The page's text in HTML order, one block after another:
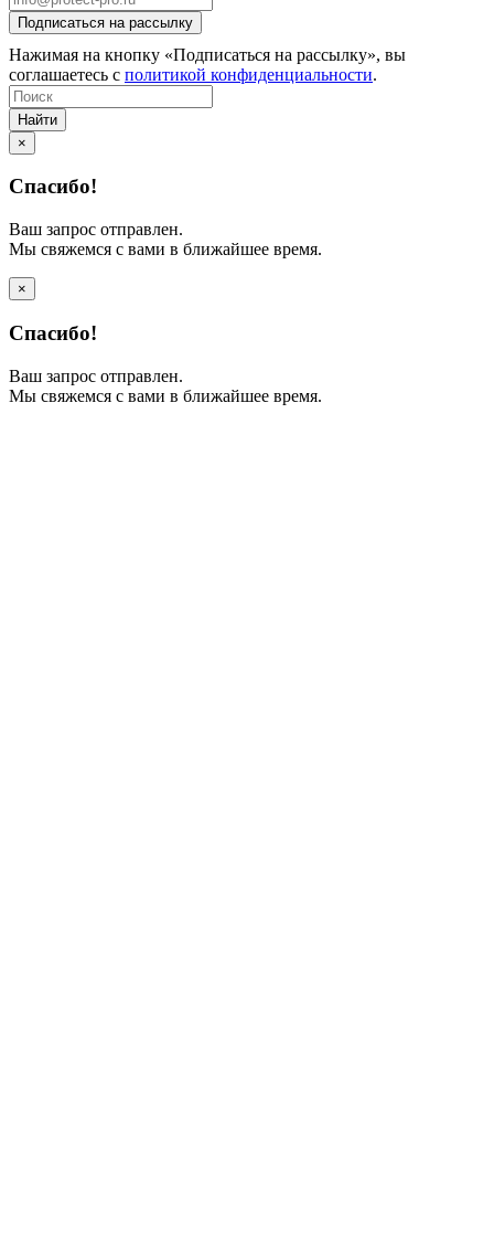
Нажимая на кнопку «Подписаться на рассылку», вы
соглашаетесь с политикой конфиденциальности.
Найти
×
Спасибо!
Ваш запрос отправлен.
Мы свяжемся с вами в ближайшее время.
×
Спасибо!
Ваш запрос отправлен.
Мы свяжемся с вами в ближайшее время.